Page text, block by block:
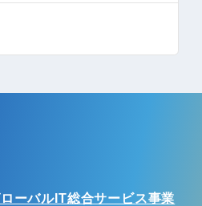
ーバルIT総合サービス事業